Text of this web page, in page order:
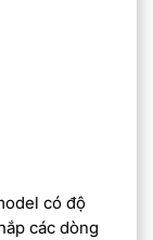
có độ
các dòng